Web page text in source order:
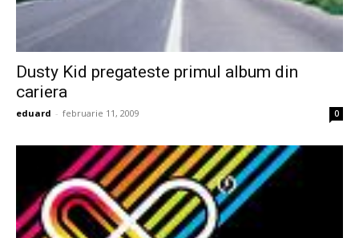
Dusty Kid pregateste primul album din
cariera
eduard - februarie 11, 2009 0